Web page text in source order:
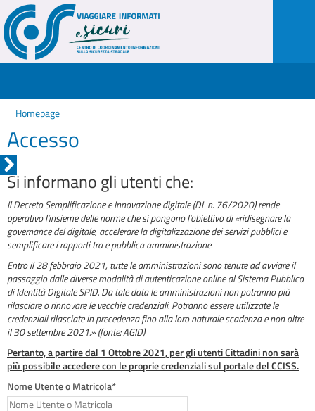
Homepage
Accesso
Si informano gli utenti che:
Il Decreto Semplificazione e Innovazione digitale (DL n. 76/2020) rende
operativo l'insieme delle norme che si pongono l'obiettivo di «ridisegnare la
governance del digitale, accelerare la digitalizzazione dei servizi pubblici e
semplificare i rapporti tra e pubblica amministrazione.
Entro il 28 febbraio 2021, tutte le amministrazioni sono tenute ad avviare il
passaggio dalle diverse modalità di autenticazione online al Sistema Pubblico
di Identità Digitale SPID. Da tale data le amministrazioni non potranno più
rilasciare o rinnovare le vecchie credenziali. Potranno essere utilizzate le
credenziali rilasciate in precedenza fino alla loro naturale scadenza e non oltre
il 30 settembre 2021.» (fonte: AGID)
Pertanto, a partire dal 1 Ottobre 2021, per gli utenti Cittadini non sarà
più possibile accedere con le proprie credenziali sul portale del CCISS.
Nome Utente o Matricola*